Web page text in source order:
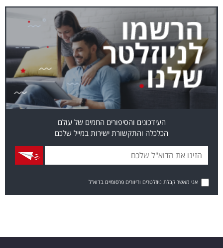
העידכונים והסיפורים החמים של עולם
הכלכלה והתקשורת ישירות במייל שלכם
אני מאשר קבלת ניוזלטרים ודיוורים פרסומיים בדוא"ל